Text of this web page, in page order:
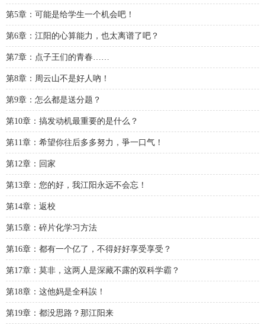
第5章：可能是给学生一个机会吧！
第6章：江阳的心算能力，也太离谱了吧？
第7章：点子王们的青春……
第8章：周云山不是好人吶！
第9章：怎么都是送分题？
第10章：搞发动机最重要的是什么？
第11章：希望你往后多多努力，爭一口气！
第12章：回家
第13章：您的好，我江阳永远不会忘！
第14章：返校
第15章：碎片化学习方法
第16章：都有一个亿了，不得好好享受享受？
第17章：莫非，这两人是深藏不露的双科学霸？
第18章：这他妈是全科誒！
第19章：都没思路？那江阳来